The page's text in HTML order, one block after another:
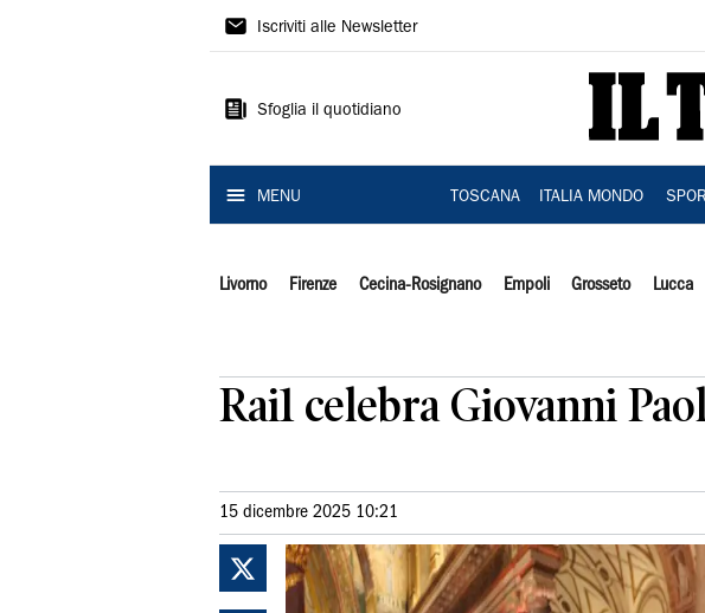
Il
Iscriviti alle Newsletter
Sfoglia il quotidiano
MENU TOSCANA ITALIA MONDO
Livorno Firenze Cecina-Rosignano Empoli Grosseto Lucca
Rai1 celebra Giovanni
15 dicembre 2025 10:21